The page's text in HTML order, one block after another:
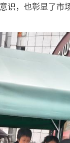
识，也彰显了